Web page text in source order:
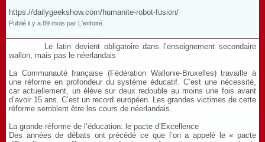
https://dailygeekshow.com/humanite-robot-fusion/
Publié il y a 89 mois par L'enfoiré.
Le latin devient obligatoire dans l’enseignement secondaire
wallon, mais pas le néerlandais
La Communauté française (Fédération Wallonie-Bruxelles) travaille à
une réforme en profondeur du système éducatif. C’est une nécessité,
car actuellement, un élève sur deux redouble au moins une fois avant
d’avoir 15 ans. C’est un record européen. Les grandes victimes de cette
réforme semblent être les cours de néerlandais.
La grande réforme de l’éducation: le pacte d’Excellence
Des années de débats ont précédé ce que l’on a appelé le « pacte